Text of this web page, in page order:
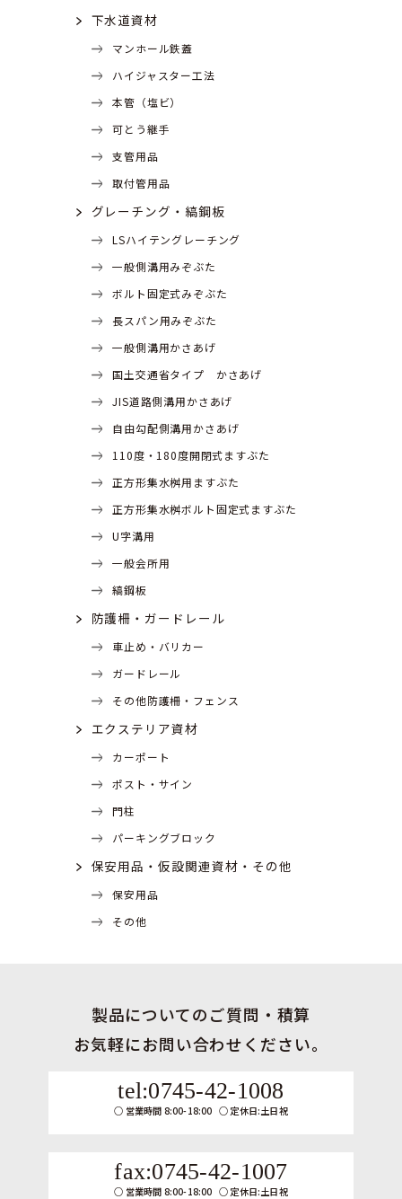
下水道資材
マンホール鉄蓋
ハイジャスター工法
本管（塩ビ）
可とう継手
支管用品
取付管用品
グレーチング・縞鋼板
LSハイテングレーチング
一般側溝用みぞぶた
ボルト固定式みぞぶた
長スパン用みぞぶた
一般側溝用かさあげ
国土交通省タイプ かさあげ
JIS道路側溝用かさあげ
自由勾配側溝用かさあげ
110度・180度開閉式ますぶた
正方形集水桝用ますぶた
正方形集水桝ボルト固定式ますぶた
U字溝用
一般会所用
縞鋼板
防護柵・ガードレール
車止め・バリカー
ガードレール
その他防護柵・フェンス
エクステリア資材
カーポート
ポスト・サイン
門柱
パーキングブロック
保安用品・仮設関連資材・その他
保安用品
その他
製品についてのご質問・積算
お気軽にお問い合わせください。
tel:0745-42-1008
営業時間 8:00-18:00 定休日:土日祝
fax:0745-42-1007
営業時間 8:00-18:00 定休日:土日祝